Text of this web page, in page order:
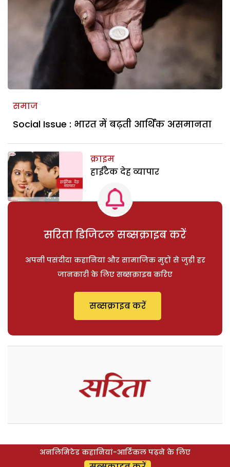
समाज
Social Issue : भारत में बढ़ती आर्थिक असमानता
क्राइम
हाईटैक देह व्यापार
सरिता डिजिटल सब्सक्राइब करें
अपनी पसंदीदा कहानियां और सामाजिक मुद्दों से जुड़ी हर
जानकारी के लिए सब्सक्राइब करिए
सब्सक्राइब करें
अनलिमिटेड कहानियां-आर्टिकल पढ़ने के लिए